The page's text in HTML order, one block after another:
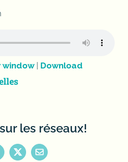
window| Download
les réseaux!
X Email